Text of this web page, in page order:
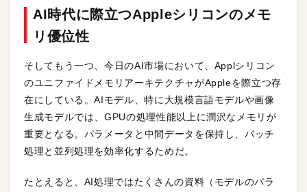
AI時代に際立つAppleシリコンのメモ
リ優位性
そしてもう一つ、今日のAI市場において、Applシリコン
のユニファイドメモリアーキテクチャがAppleを際立つ存
在にしている。AIモデル、特に大規模言語モデルや画像
生成モデルでは、GPUの処理性能以上に潤沢なメモリが
重要となる。パラメータと中間データを保持し、バッチ
処理と並列処理を効率化するためだ。
たとえると、AI処理ではたくさんの資料（モデルのパラ